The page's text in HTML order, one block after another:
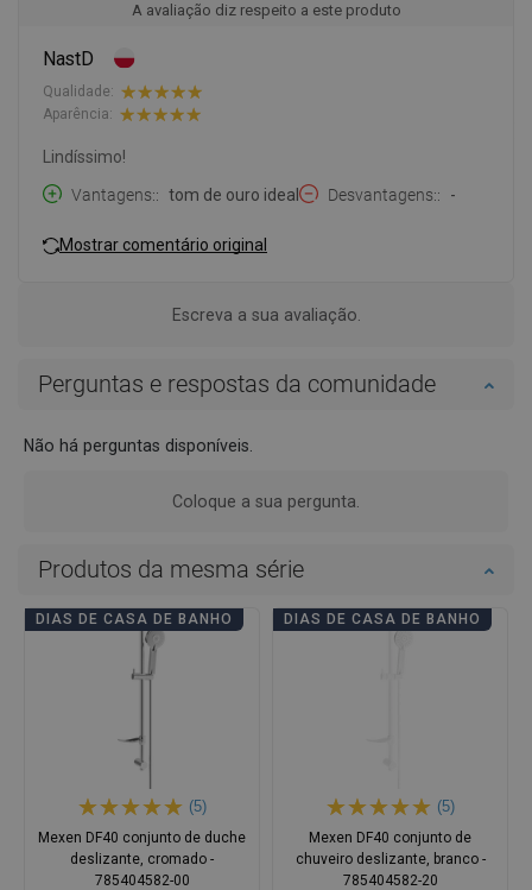
A avaliação diz respeito a este produto
NastD
Qualidade:
Aparência:
Lindíssimo!
Vantagens:
tom de ouro ideal Desvantagens: -
Mostrar comentário original
Escreva a sua avaliação.
Perguntas e respostas da comunidade
Não há perguntas disponíveis.
Coloque a sua pergunta.
Produtos da mesma série
DIAS DE CASA DE BANHO
(5)
Mexen DF40 conjunto de duche
deslizante, cromado -
785404582-00
DIAS DE CASA DE BANHO
(5)
Mexen DF40 conjunto de
chuveiro deslizante, branco -
785404582-20